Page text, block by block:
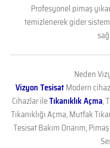
Profesyonel pimaş
temizlenerek gider
Neden
Vizyon TesisatModern
Cihazlar ileTıkanıklık Açma,
Tıkanıklığı Açma, Mutfak
Tesisat Bakım Onarım,